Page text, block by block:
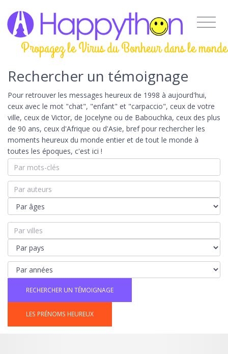
Propagez le Virus du Bonheur dans le monde
Rechercher un témoignage
Pour retrouver les messages heureux de 1998 à aujourd'hui,
ceux avec le mot "chat", "enfant" et "carpaccio", ceux de votre
ville, ceux de Victor, de Jocelyne ou de Babouchka, ceux des plus
de 90 ans, ceux d'Afrique ou d'Asie, bref pour rechercher les
moments heureux du monde entier et de tout le monde à
toutes les époques, c'est ici !
LES PRÉNOMS HEUREUX